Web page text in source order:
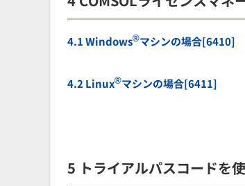
4.1 Windows®マシンの場合[6410]
4.2 Linux®マシンの場合[6411]
5 トライアルパスコードを